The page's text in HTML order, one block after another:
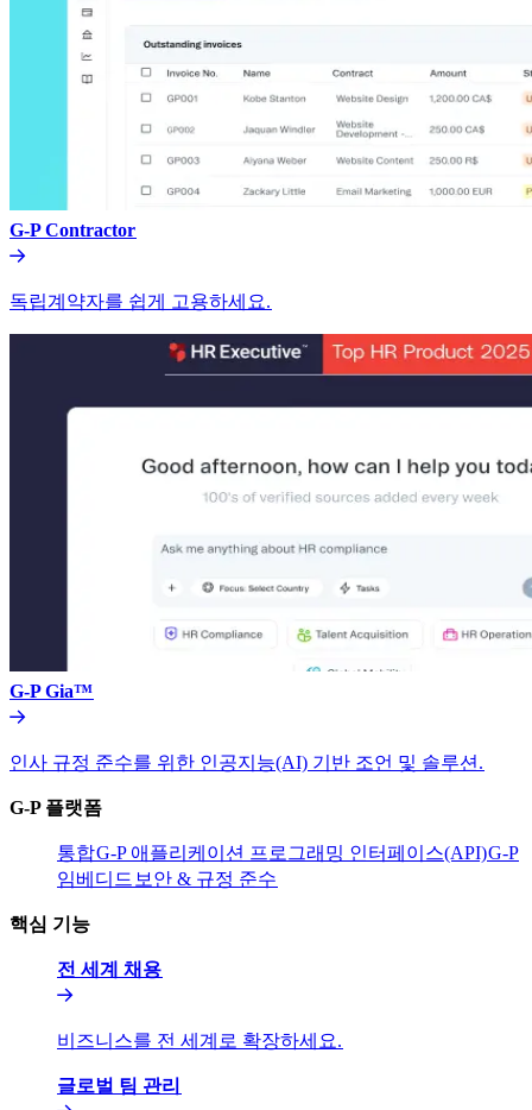
G-P Contractor​​
독립계약자를 쉽게 고용하세요.​​
G-P Gia™​​
인사 규정 준수를 위한 인공지능(AI) 기반 조언 및 솔루션.​​
G-P 플랫폼​​
통합​​G-P 애플리케이션 프로그래밍 인터페이스(API)​​G-P
임베디드​​ 보안 & 규정 준수​​
핵심 기능​​
전 세계 채용​​
비즈니스를 전 세계로 확장하세요.​​
글로벌 팀 관리​​